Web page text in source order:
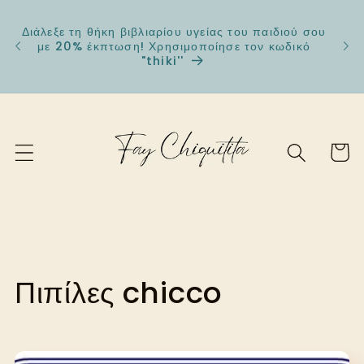
στο
περιεχόμενο
Διάλεξε τη θήκη βιβλιαρίου υγείας του παιδιού σου
με 20% έκπτωση! Χρησιμοποίησε τον κωδικό
"thiki''
Καλάθι
Σ
Πιπίλες chicco